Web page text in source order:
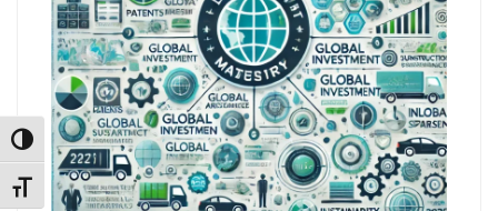
Toggle High Contrast
Toggle Font size